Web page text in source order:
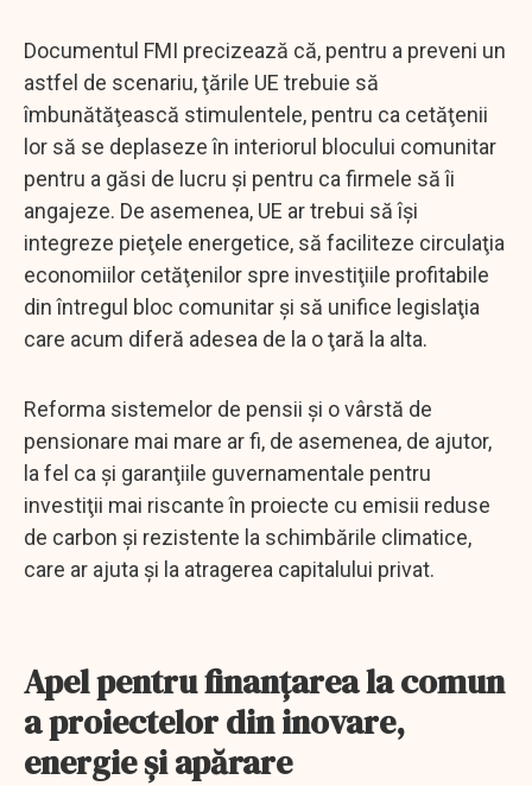
Documentul FMI precizează că, pentru a preveni un
astfel de scenariu, ţările UE trebuie să
îmbunătăţească stimulentele, pentru ca cetăţenii
lor să se deplaseze în interiorul blocului comunitar
pentru a găsi de lucru şi pentru ca firmele să îi
angajeze. De asemenea, UE ar trebui să îşi
integreze pieţele energetice, să faciliteze circulaţia
economiilor cetăţenilor spre investiţiile profitabile
din întregul bloc comunitar şi să unifice legislaţia
care acum diferă adesea de la o ţară la alta.
Reforma sistemelor de pensii şi o vârstă de
pensionare mai mare ar fi, de asemenea, de ajutor,
la fel ca şi garanţiile guvernamentale pentru
investiţii mai riscante în proiecte cu emisii reduse
de carbon şi rezistente la schimbările climatice,
care ar ajuta şi la atragerea capitalului privat.
Apel pentru finanţarea la comun
a proiectelor din inovare,
energie şi apărare